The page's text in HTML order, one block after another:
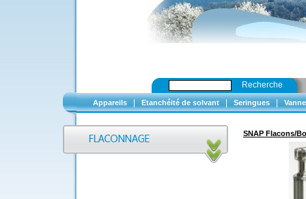
Recherche
Appareils Etanchéité de solvant Seringues
SNAP Flacons/